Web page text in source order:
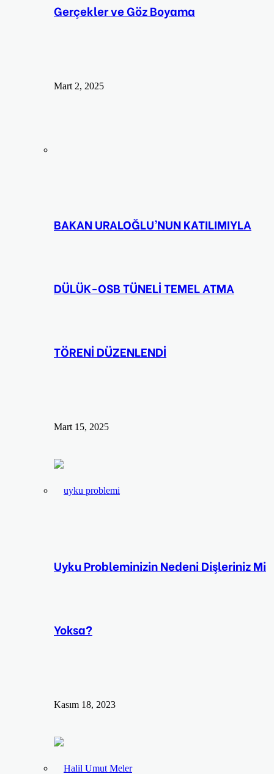
Gerçekler ve Göz Boyama
Mart 2, 2025
BAKAN URALOĞLU’NUN KATILIMIYLA
DÜLÜK-OSB TÜNELİ TEMEL ATMA
TÖRENİ DÜZENLENDİ
Mart 15, 2025
Uyku Probleminizin Nedeni Dişleriniz Mi
Yoksa?
Kasım 18, 2023